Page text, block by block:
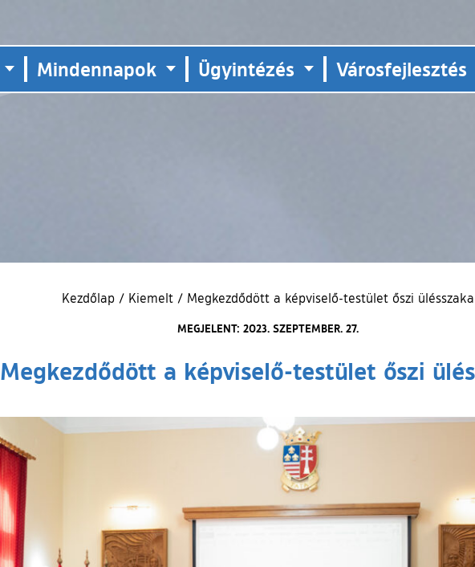
Mindennapok Ügyintézés Városfejlesztés
Kezdőlap / Kiemelt / Megkezdődött a képviselő-testület őszi ülésszaka
MEGJELENT: 2023. SZEPTEMBER. 27.
Megkezdődött a képviselő-testület őszi